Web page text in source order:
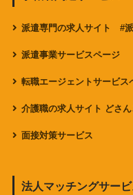
派遣専門の求人サイト #
派遣事業サービスページ
転職エージェントサービス
介護職の求人サイト どさ
面接対策サービス
法人マッチングサービ